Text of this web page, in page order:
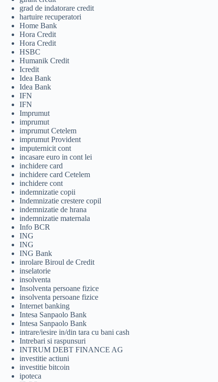
grad de indatorare credit
hartuire recuperatori
Home Bank
Hora Credit
Hora Credit
HSBC
Humanik Credit
Icredit
Idea Bank
Idea Bank
IFN
IFN
Imprumut
imprumut
imprumut Cetelem
imprumut Provident
imputernicit cont
incasare euro in cont lei
inchidere card
inchidere card Cetelem
inchidere cont
indemnizatie copii
Indemnizatie crestere copil
indemnizatie de hrana
indemnizatie maternala
Info BCR
ING
ING
ING Bank
inrolare Biroul de Credit
inselatorie
insolventa
Insolventa persoane fizice
insolventa persoane fizice
Internet banking
Intesa Sanpaolo Bank
Intesa Sanpaolo Bank
intrare/iesire in/din tara cu bani cash
Intrebari si raspunsuri
INTRUM DEBT FINANCE AG
investitie actiuni
investitie bitcoin
ipoteca